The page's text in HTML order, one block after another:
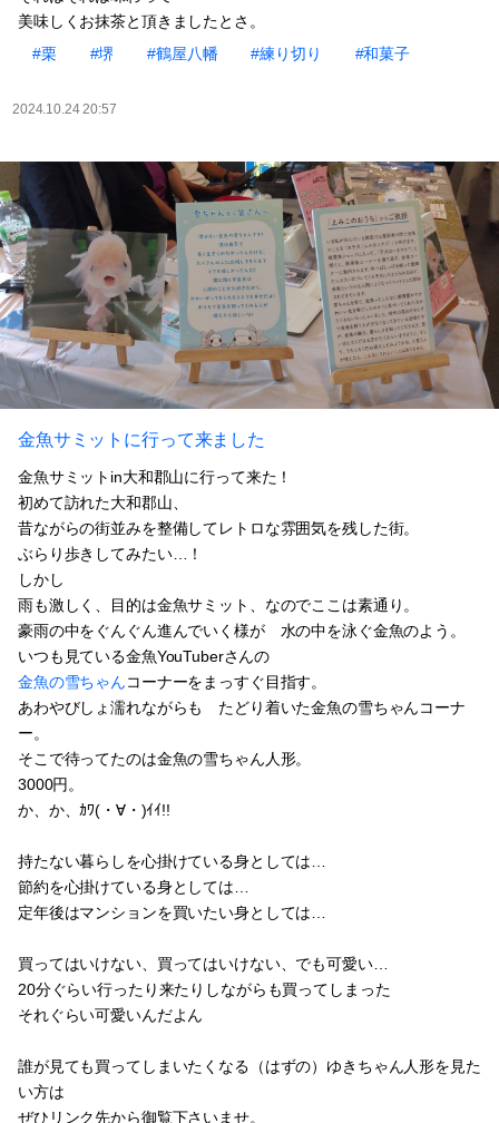
美味しくお抹茶と頂きましたとさ。
#栗
#堺 #鶴屋八幡 #練り切り #和菓子
2024.10.24 20:57
金魚サミットに行って来ました
金魚サミットin大和郡山に行って来た！
初めて訪れた大和郡山、
昔ながらの街並みを整備してレトロな雰囲気を残した街。
ぶらり歩きしてみたい…！
しかし
雨も激しく、目的は金魚サミット、なのでここは素通り。
豪雨の中をぐんぐん進んでいく様が 水の中を泳ぐ金魚のよう。
いつも見ている金魚YouTuberさんの
金魚の雪ちゃんコーナーをまっすぐ目指す。
あわやびしょ濡れながらも たどり着いた金魚の雪ちゃんコーナ
ー。
そこで待ってたのは金魚の雪ちゃん人形。
3000円。
か、か、ｶﾜ(・∀・)ｲｲ!!
持たない暮らしを心掛けている身としては…
節約を心掛けている身としては…
定年後はマンションを買いたい身としては…
買ってはいけない、買ってはいけない、でも可愛い…
20分ぐらい行ったり来たりしながらも買ってしまった
それぐらい可愛いんだよん
誰が見ても買ってしまいたくなる（はずの）ゆきちゃん人形を見た
い方は
ぜひリンク先から御覧下さいませ。